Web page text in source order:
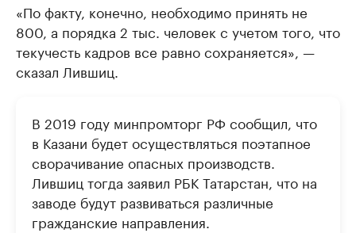
«По факту, конечно, необходимо принять не
800, а порядка 2 тыс. человек с учетом того, что
текучесть кадров все равно сохраняется», —
сказал Лившиц.
В 2019 году минпромторг РФ сообщил, что
в Казани будет осуществляться поэтапное
сворачивание опасных производств.
Лившиц тогда заявил РБК Татарстан, что на
заводе будут развиваться различные
гражданские направления.